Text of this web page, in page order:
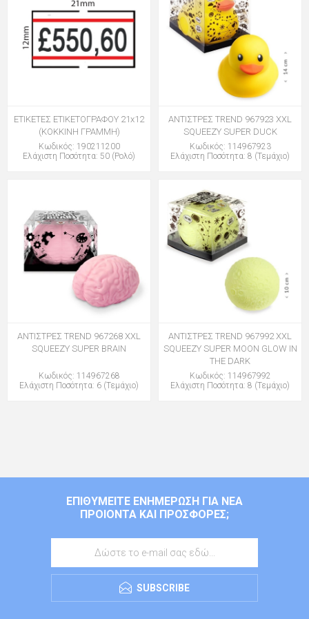
ΕΤΙΚΕΤΕΣ ΕΤΙΚΕΤΟΓΡΑΦΟΥ 21x12
(ΚΟΚΚΙΝΗ ΓΡΑΜΜΗ)
Κωδικός: 190211200
Ελάχιστη Ποσότητα: 50 (Ρολό)
ΑΝΤΙΣΤΡΕΣ TREND 967923 XXL
SQUEEZY SUPER DUCK
Κωδικός: 114967923
Ελάχιστη Ποσότητα: 8 (Τεμάχιο)
ΑΝΤΙΣΤΡΕΣ TREND 967268 XXL
SQUEEZY SUPER BRAIN
Κωδικός: 114967268
Ελάχιστη Ποσότητα: 6 (Τεμάχιο)
ΑΝΤΙΣΤΡΕΣ TREND 967992 XXL
SQUEEZY SUPER MOON GLOW IN
THE DARK
Κωδικός: 114967992
Ελάχιστη Ποσότητα: 8 (Τεμάχιο)
ΕΠΙΘΥΜΕΊΤΕ ΕΝΗΜΈΡΩΣΗ ΓΙΑ ΝΈΑ
ΠΡΟΙΌΝΤΑ ΚΑΙ ΠΡΟΣΦΟΡΈΣ;
SUBSCRIBE